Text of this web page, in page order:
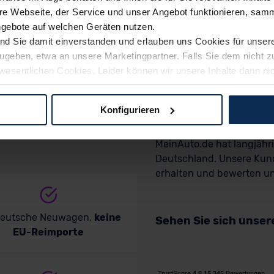
Webseite, der Service und unser Angebot funktionieren,
auf welchen Geräten nutzen.
Sie damit einverstanden und erlauben uns Cookies für
etwa an unsere Marketingpartner. Falls Sie dem nicht
Cookies. Leider können wir unsere Inhalte dann
Weg zu Ihrem Neuwagen unterstützen. Sie können die
außerhalb der EU zu übermitteln oder dort verarbeiten zu
der EU erfolgt, erfolgt dies ausschließlich auf der
der EU-Kommission (Art. 45 Abs. 1 DSGVO), von
Sie hierzu Ihre Einwilligung freiwillig erteilen. Nähere
über den Kontakt zu unserem Datenschutzbeauftragten
Konfigurieren
Neuwagen, keine
EU-Reimporte
Wir sind stolz auf
MeinAuto.de hat
Deutschland. Unsere
erhalten und bewerten
Sehen Sie sich